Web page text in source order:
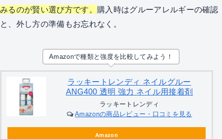
みるのが賢い選び方です。 購入時はグルーアレルギーの確認
と、外し方の準備もお忘れなく。
Amazonで種類と強度を比較してみよう！
ラッキートレンディ ネイルグルー
ANG400 透明 強力 ネイル用接着剤
ラッキートレンディ
Amazonの商品レビュー・口コミを見る
Amazon